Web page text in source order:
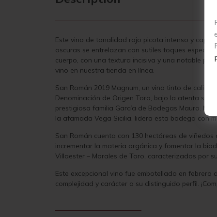
Este vino de tonalidad rojo picota intenso y capa
oscuras se entrelazan con sutiles toques
cuerpo, con una textura incisiva y una notable
vino en nuestra tienda en línea.
San Román 2019 Magnum, un vino tinto de
Denominación de Origen Toro, bajo la atenta
prestigiosa familia García de Bodegas Mauro.
la afamada Vega Sicilia, lidera esta bodega con
San Román cuenta con 130 hectáreas de
incrementar la materia orgánica y fomentar la
Villaester – Morales de Toro, caracterizados por
Este excepcional vino fue embotellado en
complejidad y carácter a su distinguido perfil.